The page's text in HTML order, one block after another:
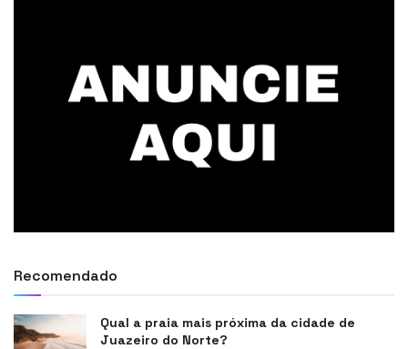
Recomendado
Qual a praia mais próxima da cidade de
Juazeiro do Norte?